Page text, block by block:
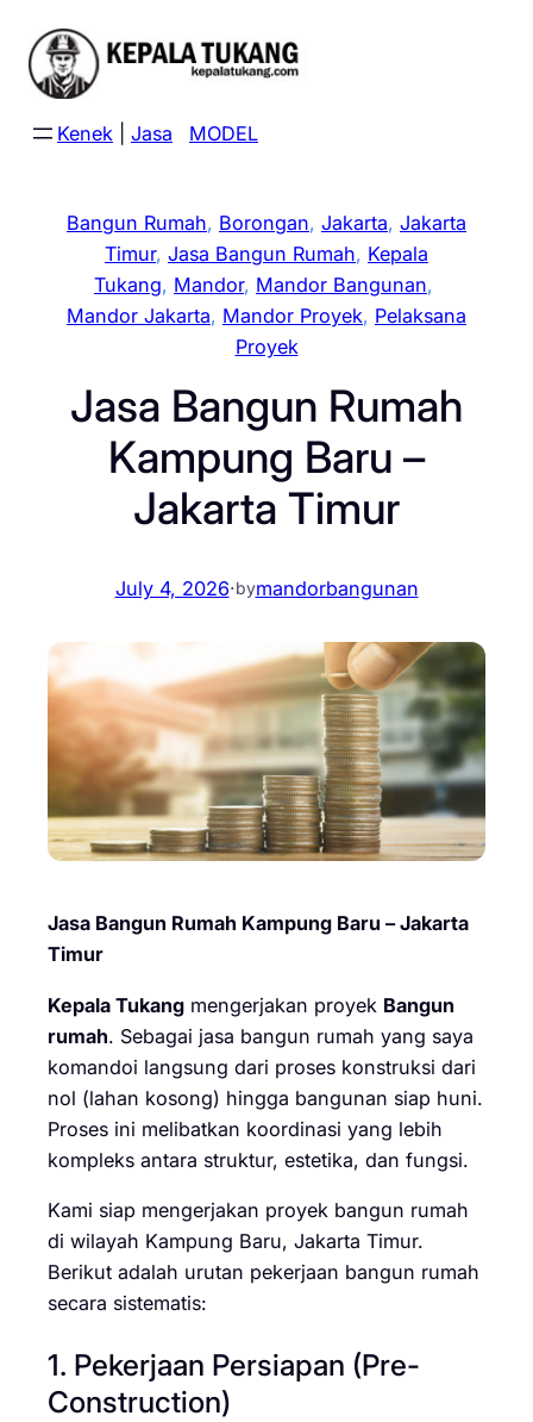
content
Kenek Jasa MODEL
Bangun Rumah, Borongan, Jakarta, Jakarta
Timur, Jasa Bangun Rumah, Kepala
Tukang, Mandor, Mandor Bangunan
Mandor Jakarta, Mandor Proyek, Pelaksana
Proyek
Jasa Bangun Rumah
Kampung Baru –
Jakarta Timur
July 4, 2026·bymandorbangunan
Jasa Bangun Rumah Kampung Baru – Jakarta
Timur
Kepala Tukang mengerjakan proyek Bangun
rumah. Sebagai jasa bangun rumah yang saya
komandoi langsung dari proses konstruksi dari
nol (lahan kosong) hingga bangunan siap huni.
Proses ini melibatkan koordinasi yang lebih
kompleks antara struktur, estetika, dan fungsi.
Kami siap mengerjakan proyek bangun rumah
di wilayah Kampung Baru, Jakarta Timur.
Berikut adalah urutan pekerjaan bangun rumah
secara sistematis:
1. Pekerjaan Persiapan (Pre-
Construction)